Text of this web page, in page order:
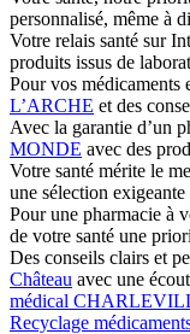
personnalisé, même à
Votre relais santé sur
produits issus de
Pour vos médicaments
L’ARCHE et des
Avec la garantie d’un
MONDE avec des
Votre santé mérite le
une sélection
Pour une pharmacie à
de votre santé une
Des conseils clairs et
Château avec une
médical
Recyclage